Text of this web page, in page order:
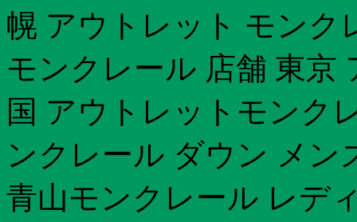
幌 アウトレット モンク
モンクレール 店舗 東京
国 アウトレットモンク
ンクレール ダウン メン
青山モンクレール レデ